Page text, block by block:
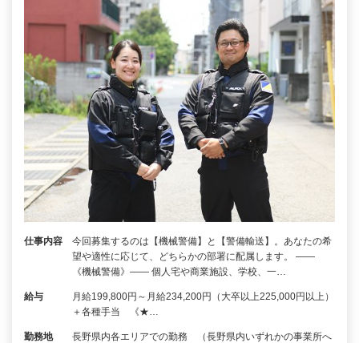
仕事内容
今回募集するのは【機械警備】と【警備輸送】。あなたの希
望や適性に応じて、どちらかの部署に配属します。 ――
《機械警備》―― 個人宅や商業施設、学校、一…
給与
月給199,800円～月給234,200円（大卒以上225,000円以上）
＋各種手当 《★…
勤務地
長野県内各エリアでの勤務 （長野県内いずれかの事業所へ